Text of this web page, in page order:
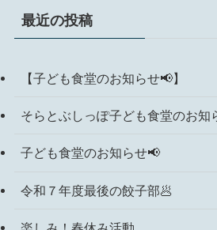
最近の投稿
【子ども食堂のお知らせ📢】
そらとぶしっぽ子ども食堂のお知
子ども食堂のお知らせ📢
令和７年度最後の餃子部🥟